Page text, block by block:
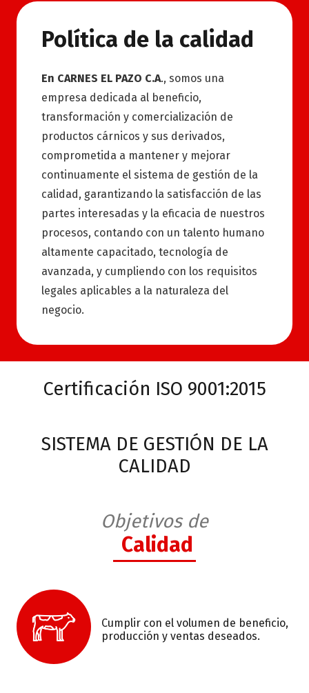
Política de la calidad
En CARNES EL PAZO C.A., somos una
empresa dedicada al beneficio,
transformación y comercialización de
productos cárnicos y sus derivados,
comprometida a mantener y mejorar
continuamente el sistema de gestión de la
calidad, garantizando la satisfacción de las
partes interesadas y la eficacia de nuestros
procesos, contando con un talento humano
altamente capacitado, tecnología de
avanzada, y cumpliendo con los requisitos
legales aplicables a la naturaleza del
negocio.
Certificación ISO 9001:2015
SISTEMA DE GESTIÓN DE LA
CALIDAD
Objetivos de
Calidad
Cumplir con el volumen de beneficio,
producción y ventas deseados.